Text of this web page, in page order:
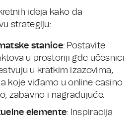
ideja kako da
strategiju:
stanice: Postavite
u prostoriji gde učesnici
u kratkim izazovima,
koje viđamo u online casino
zabavno i nagrađujuće.
elemente: Inspiracija